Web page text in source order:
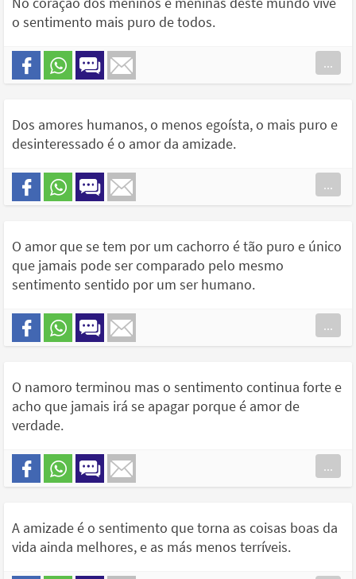
o sentimento mais puro de todos.
...
Dos amores humanos, o menos egoísta, o mais puro e
desinteressado é o amor da amizade.
...
O amor que se tem por um cachorro é tão puro e único
que jamais pode ser comparado pelo mesmo
sentimento sentido por um ser humano.
...
O namoro terminou mas o sentimento continua forte e
acho que jamais irá se apagar porque é amor de
verdade.
...
A amizade é o sentimento que torna as coisas boas da
vida ainda melhores, e as más menos terríveis.